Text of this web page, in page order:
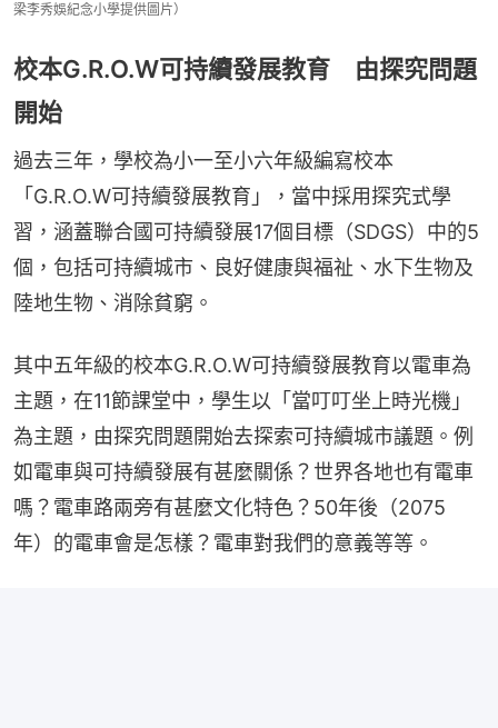
梁李秀娛紀念小學提供圖片）
校本G.R.O.W可持續發展教育 由探究問題
開始
過去三年，學校為小一至小六年級編寫校本
「G.R.O.W可持續發展教育」，當中採用探究式學
習，涵蓋聯合國可持續發展17個目標（SDGS）中的5
個，包括可持續城市、良好健康與福祉、水下生物及
陸地生物、消除貧窮。
其中五年級的校本G.R.O.W可持續發展教育以電車為
主題，在11節課堂中，學生以「當叮叮坐上時光機」
為主題，由探究問題開始去探索可持續城市議題。例
如電車與可持續發展有甚麼關係？世界各地也有電車
嗎？電車路兩旁有甚麼文化特色？50年後（2075
年）的電車會是怎樣？電車對我們的意義等等。